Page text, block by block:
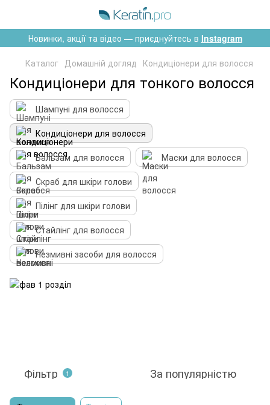
Новинки, акції та відео — приєднуйтесь в Instagram
Каталог Домашній догляд Кондиціонери для волосся
Кондиціонери для тонкого волосся
Шампуні для волосся
Кондиціонери для волосся
Бальзам для волосся
Маски для волосся
Скраб для шкіри голови
Пілінг для шкіри голови
Стайлінг для волосся
Незмивні засоби для волосся
Фільтр 1 За популярністю